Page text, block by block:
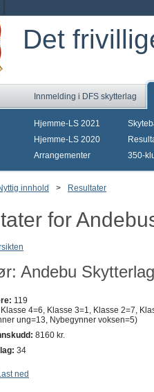
Det
Innmelding i DFS skytterlag
Hjemme-LS 2021
Hjemme-LS 2020
Arrangementer
350-
innhold > Resultater
for
Andebu Skytterlag
119
4=6, Klasse 3=1, Klasse 2=7,
ung=13, Nybegynner voksen=5)
8160 kr.
34
ned